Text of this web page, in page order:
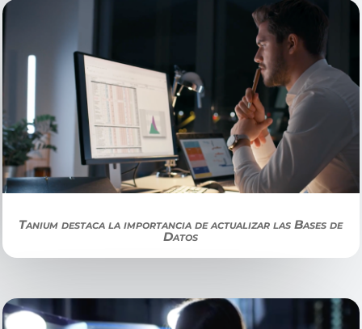
Tanium destaca la importancia de actualizar las Bases de
Datos